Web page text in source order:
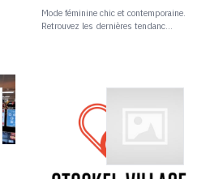
Mode féminine chic et contemporaine.
Retrouvez les dernières tendanc...